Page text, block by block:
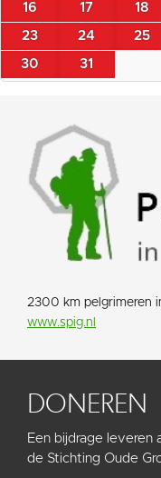
16 17 18
23 24 25
30 31
2300 km pelgrimeren
www.spig.nl
DONEREN
Een bijdrage leveren
de Stichting Oude